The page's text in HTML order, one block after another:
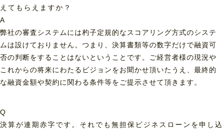
えてもらえますか？
A
弊社の審査システムには杓子定規的なスコアリング方式のシステ
ムは設けておりません。つまり、決算書類等の数字だけで融資可
否の判断をすることはないということです。ご経営者様の現況や
これからの将来にわたるビジョンをお聞かせ頂いたうえ、最終的
な融資金額や契約に関わる条件等をご提示させて頂きます。
Q
決算が連期赤字です。それでも無担保ビジネスローンを申し込